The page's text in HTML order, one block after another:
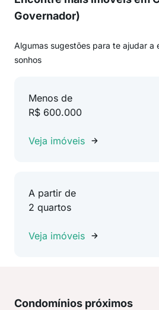
Governador)
Algumas sugestões para te ajudar a
sonhos
Menos de
R$ 600.000
Veja imóveis
A partir de
2 quartos
Veja imóveis
Condomínios próximos